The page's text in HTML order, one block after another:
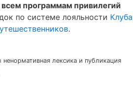
программам привилегий
по системе лояльности Клуба
.
лексика и публикация